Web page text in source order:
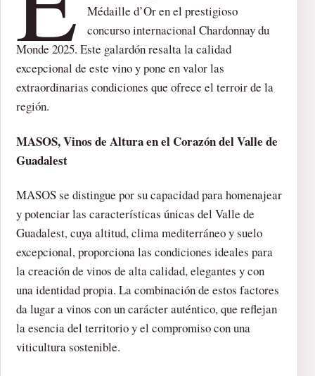
Médaille d’Or en el prestigioso
concurso internacional Chardonnay du
Monde 2025. Este galardón resalta la calidad
excepcional de este vino y pone en valor las
extraordinarias condiciones que ofrece el terroir de la
región.
MASOS, Vinos de Altura en el Corazón del Valle de
Guadalest
MASOS se distingue por su capacidad para homenajear
y potenciar las características únicas del Valle de
Guadalest, cuya altitud, clima mediterráneo y suelo
excepcional, proporciona las condiciones ideales para
la creación de vinos de alta calidad, elegantes y con
una identidad propia. La combinación de estos factores
da lugar a vinos con un carácter auténtico, que reflejan
la esencia del territorio y el compromiso con una
viticultura sostenible.